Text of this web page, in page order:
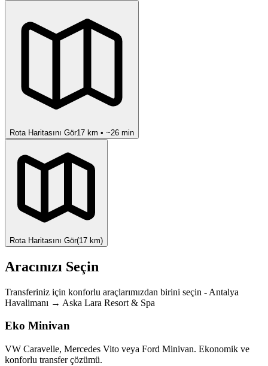
Rota Haritasını Gör17 km • ~26 min
Rota Haritasını Gör(17 km)
Aracınızı Seçin
Transferiniz için konforlu araçlarımızdan birini seçin - Antalya
Havalimanı → Aska Lara Resort & Spa
Eko Minivan
VW Caravelle, Mercedes Vito veya Ford Minivan. Ekonomik ve
konforlu transfer çözümü.